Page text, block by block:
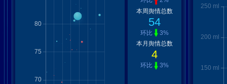
本周舆情总数
54
环比
3%
本月舆情总数
4
环比 3%